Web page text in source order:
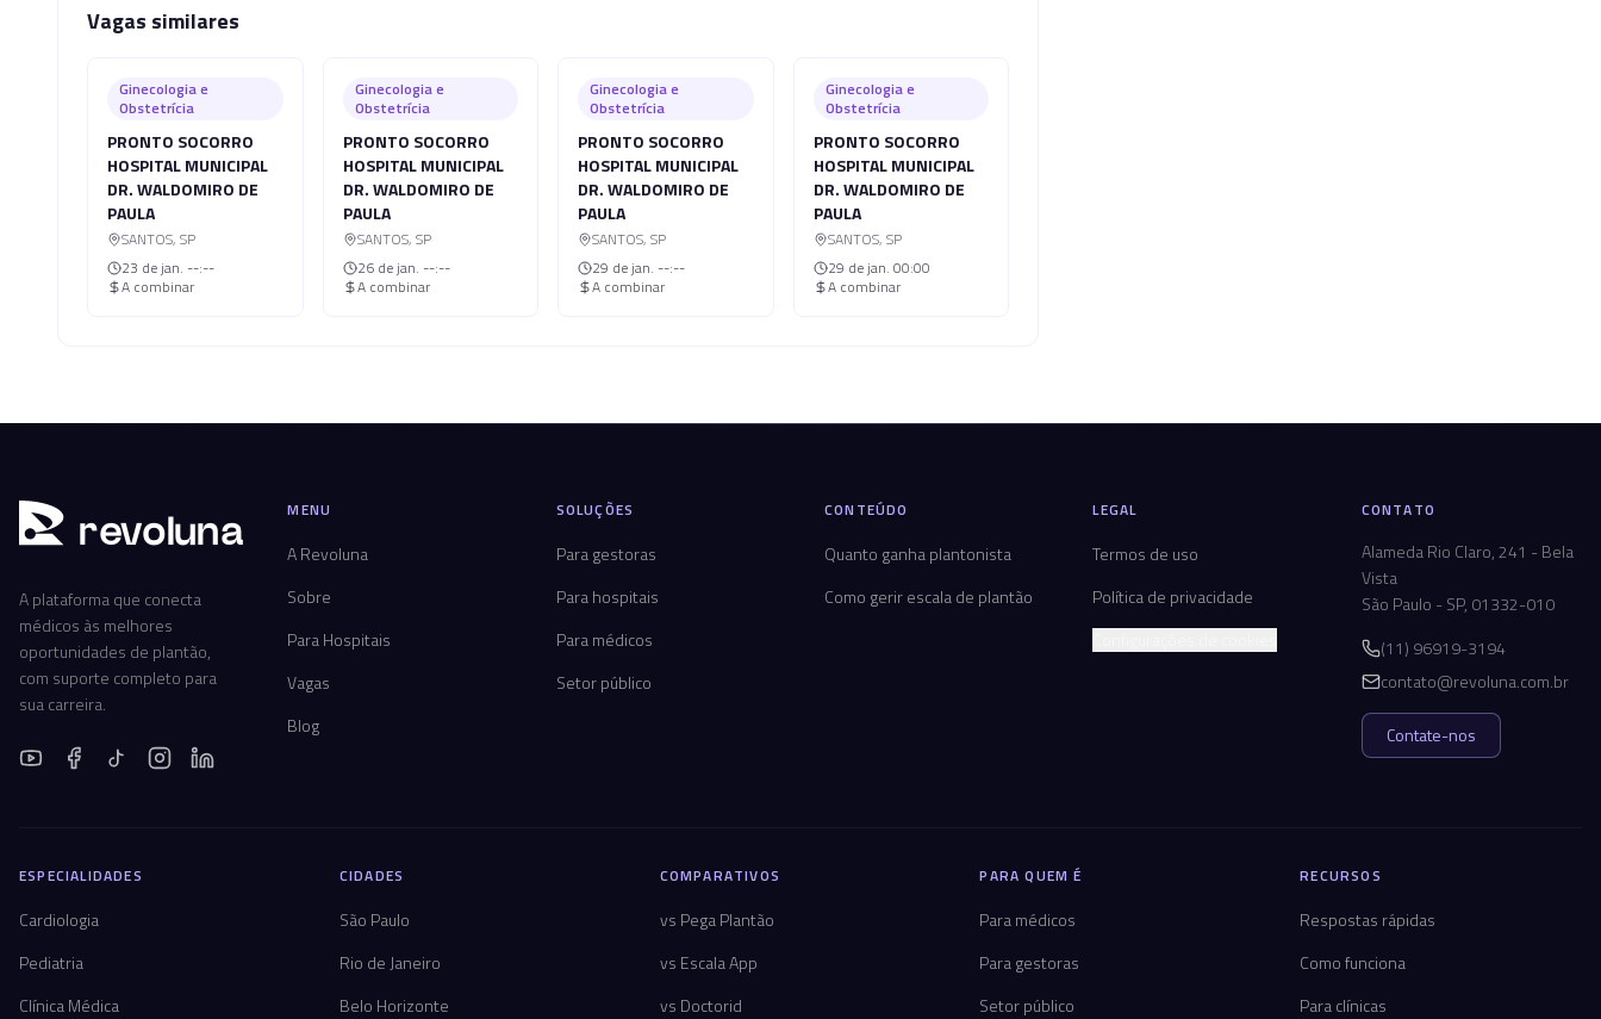
Vagas similares
Ginecologia e
Obstetrícia
PRONTO SOCORRO
HOSPITAL MUNICIPAL
DR. WALDOMIRO DE
PAULA
SANTOS, SP
23 de jan. --:--
A combinar
Ginecologia e
Obstetrícia
PRONTO SOCORRO
HOSPITAL MUNICIPAL
DR. WALDOMIRO DE
PAULA
SANTOS, SP
26 de jan. --:--
A combinar
Ginecologia e
Obstetrícia
PRONTO SOCORRO
HOSPITAL MUNICIPAL
DR. WALDOMIRO DE
PAULA
SANTOS, SP
29 de jan. --:--
A combinar
Ginecologia e
Obstetrícia
PRONTO SOCORRO
HOSPITAL MUNICIPAL
DR. WALDOMIRO DE
PAULA
SANTOS, SP
29 de jan. 00:00
A combinar
revoluna
A plataforma que conecta
médicos às melhores
oportunidades de plantão,
com suporte completo para
sua carreira.
MENU
A Revoluna
Sobre
Para Hospitais
Vagas
Blog
SOLUÇÕES
Para gestoras
Para hospitais
Para médicos
Setor público
CONTEÚDO
Quanto ganha plantonista
Como gerir escala de plantão
LEGAL
Termos de uso
Política de privacidade
CONTATO
Alameda Rio Claro, 241 - Bela
Vista
São Paulo - SP, 01332-010
(11) 96919-3194
contato@revoluna.com.br
Contate-nos
ESPECIALIDADES
Cardiologia
Pediatria
Clínica Médica
CIDADES
São Paulo
Rio de Janeiro
Belo Horizonte
COMPARATIVOS
vs Pega Plantão
vs Escala App
vs Doctorid
PARA QUEM É
Para médicos
Para gestoras
Setor público
RECURSOS
Respostas rápidas
Como funciona
Para clínicas